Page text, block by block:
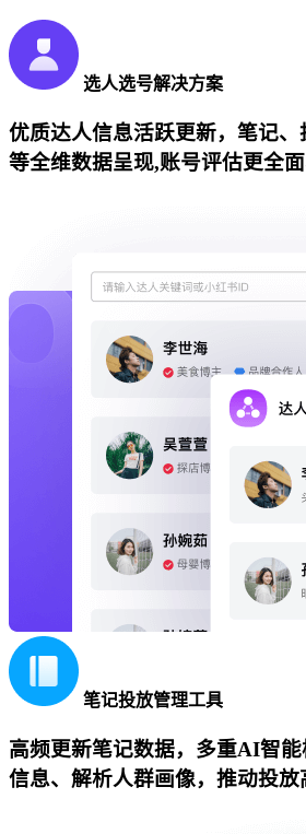
选人选号解决方案
优质达人信息活跃更新，笔记
等全维数据呈现,账号评估更全面
笔记投放管理工具
高频更新笔记数据，多重AI智
信息、解析人群画像，推动投放